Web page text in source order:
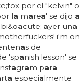
por el "kelvin" o
la marea' se dijo a
acute; ayer una
i'm on
as de
'spanish lesson' se
agram para
rta especialmente